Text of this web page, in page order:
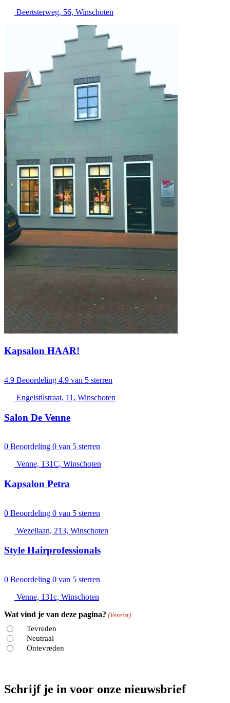
Beertsterweg, 56, Winschoten
Kapsalon HAAR!
4.9 Beoordeling 4.9 van 5 sterren
Engelstilstraat, 11, Winschoten
Salon De Venne
0 Beoordeling 0 van 5 sterren
Venne, 131C, Winschoten
Kapsalon Petra
0 Beoordeling 0 van 5 sterren
Wezellaan, 213, Winschoten
Style Hairprofessionals
0 Beoordeling 0 van 5 sterren
Venne, 131c, Winschoten
Wat vind je van deze pagina? (Vereist)
Tevreden
Neutraal
Ontevreden
Schrijf je in voor onze nieuwsbrief